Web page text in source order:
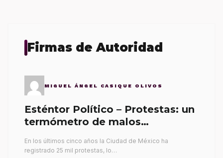
Firmas de Autoridad
MIGUEL ÁNGEL CASIQUE OLIVOS
Esténtor Político – Protestas: un
termómetro de malos
En los últimos cinco años la Ciudad de México ha
registrado 25 mil protestas, lo…